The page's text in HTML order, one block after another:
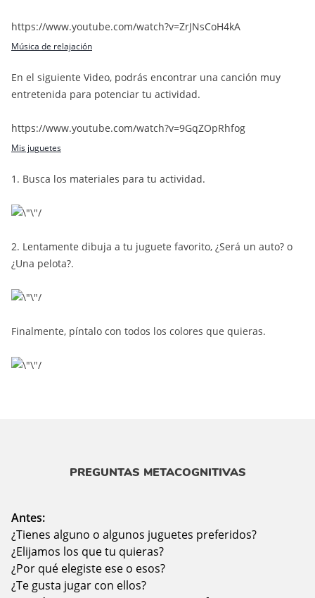
https://www.youtube.com/watch?v=ZrJNsCoH4kA
Música de relajación
En el siguiente Video, podrás encontrar una canción muy
entretenida para potenciar tu actividad.
https://www.youtube.com/watch?v=9GqZOpRhfog
Mis juguetes
1. Busca los materiales para tu actividad.
2. Lentamente dibuja a tu juguete favorito, ¿Será un auto? o
¿Una pelota?.
Finalmente, píntalo con todos los colores que quieras.
PREGUNTAS METACOGNITIVAS
Antes:
¿Tienes alguno o algunos juguetes preferidos?
¿Elijamos los que tu quieras?
¿Por qué elegiste ese o esos?
¿Te gusta jugar con ellos?